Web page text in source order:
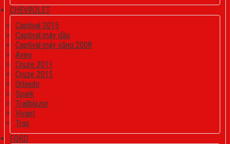
CHEVROLET
Captival 2015
Captival máy dầu
Captival máy xăng 2008
Aveo
Cruze 2011
Cruze 2015
Orlando
Spark
Trailblazer
Vivant
Trax
FORD